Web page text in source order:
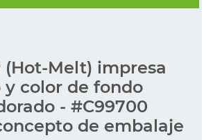
(Hot-Melt) impresa
y color de fondo
- #C99700
de embalaje